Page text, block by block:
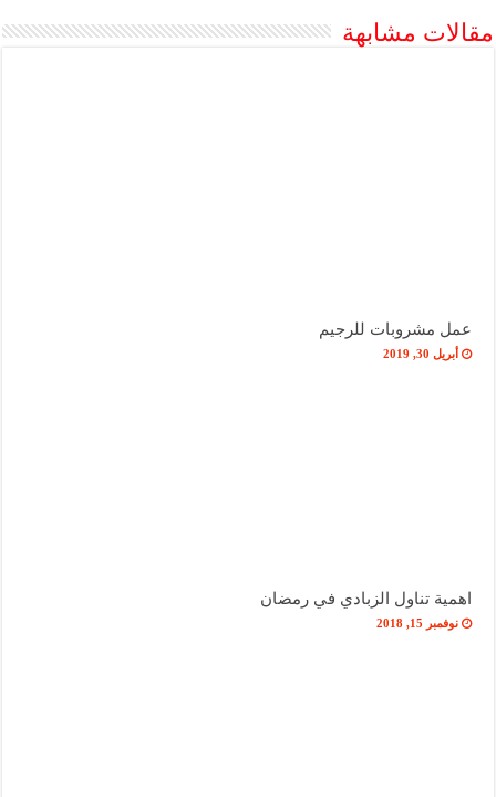
مقالات مشابهة
عمل مشروبات للرجيم
أبريل 30, 2019
اهمية تناول الزبادي في رمضان
نوفمبر 15, 2018